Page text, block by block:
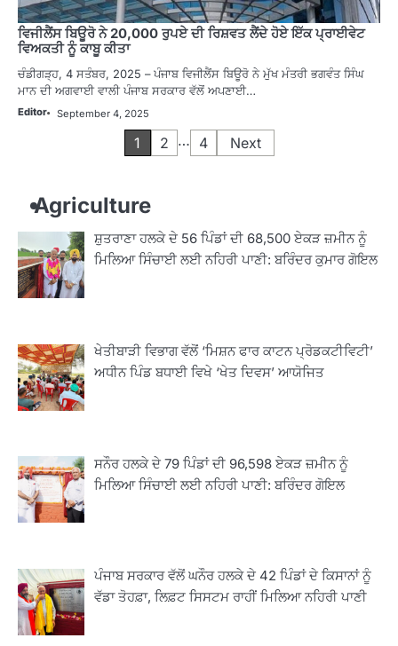
ਵਿਜੀਲੈਂਸ ਬਿਊਰੋ ਨੇ 20,000 ਰੁਪਏ ਦੀ ਰਿਸ਼ਵਤ ਲੈਂਦੇ ਹੋਏ ਇੱਕ ਪ੍ਰਾਈਵੇਟ
ਵਿਅਕਤੀ ਨੂੰ ਕਾਬੂ ਕੀਤਾ
ਚੰਡੀਗੜ੍ਹ, 4 ਸਤੰਬਰ, 2025 – ਪੰਜਾਬ ਵਿਜੀਲੈਂਸ ਬਿਊਰੋ ਨੇ ਮੁੱਖ ਮੰਤਰੀ ਭਗਵੰਤ ਸਿੰਘ
ਮਾਨ ਦੀ ਅਗਵਾਈ ਵਾਲੀ ਪੰਜਾਬ ਸਰਕਾਰ ਵੱਲੋਂ ਅਪਣਾਈ…
Editor September 4, 2025
1 2 … 4 Next
Agriculture
ਸ਼ੁਤਰਾਣਾ ਹਲਕੇ ਦੇ 56 ਪਿੰਡਾਂ ਦੀ 68,500 ਏਕੜ ਜ਼ਮੀਨ ਨੂੰ
ਮਿਲਿਆ ਸਿੰਚਾਈ ਲਈ ਨਹਿਰੀ ਪਾਣੀ: ਬਰਿੰਦਰ ਕੁਮਾਰ ਗੋਇਲ
ਖੇਤੀਬਾੜੀ ਵਿਭਾਗ ਵੱਲੋਂ ‘ਮਿਸ਼ਨ ਫਾਰ ਕਾਟਨ ਪ੍ਰੋਡਕਟੀਵਿਟੀ’
ਅਧੀਨ ਪਿੰਡ ਬਧਾਈ ਵਿਖੇ ‘ਖੇਤ ਦਿਵਸ’ ਆਯੋਜਿਤ
ਸਨੌਰ ਹਲਕੇ ਦੇ 79 ਪਿੰਡਾਂ ਦੀ 96,598 ਏਕੜ ਜ਼ਮੀਨ ਨੂੰ
ਮਿਲਿਆ ਸਿੰਚਾਈ ਲਈ ਨਹਿਰੀ ਪਾਣੀ: ਬਰਿੰਦਰ ਗੋਇਲ
ਪੰਜਾਬ ਸਰਕਾਰ ਵੱਲੋਂ ਘਨੌਰ ਹਲਕੇ ਦੇ 42 ਪਿੰਡਾਂ ਦੇ ਕਿਸਾਨਾਂ ਨੂੰ
ਵੱਡਾ ਤੋਹਫ਼ਾ, ਲਿਫ਼ਟ ਸਿਸਟਮ ਰਾਹੀਂ ਮਿਲਿਆ ਨਹਿਰੀ ਪਾਣੀ
2